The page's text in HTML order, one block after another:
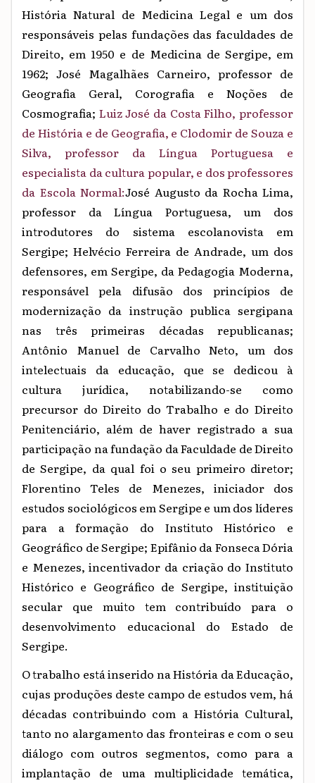
História Natural de Medicina Legal e um dos
responsáveis pelas fundações das faculdades de
Direito, em 1950 e de Medicina de Sergipe, em
1962; José Magalhães Carneiro, professor de
Geografia Geral, Corografia e Noções de
Cosmografia; Luiz José da Costa Filho, professor
de História e de Geografia, e Clodomir de Souza e
Silva, professor da Língua Portuguesa e
especialista da cultura popular, e dos professores
da Escola Normal:José Augusto da Rocha Lima,
professor da Língua Portuguesa, um dos
introdutores do sistema escolanovista em
Sergipe; Helvécio Ferreira de Andrade, um dos
defensores, em Sergipe, da Pedagogia Moderna,
responsável pela difusão dos princípios de
modernização da instrução publica sergipana
nas três primeiras décadas republicanas;
Antônio Manuel de Carvalho Neto, um dos
intelectuais da educação, que se dedicou à
cultura jurídica, notabilizando-se como
precursor do Direito do Trabalho e do Direito
Penitenciário, além de haver registrado a sua
participação na fundação da Faculdade de Direito
de Sergipe, da qual foi o seu primeiro diretor;
Florentino Teles de Menezes, iniciador dos
estudos sociológicos em Sergipe e um dos líderes
para a formação do Instituto Histórico e
Geográfico de Sergipe; Epifânio da Fonseca Dória
e Menezes, incentivador da criação do Instituto
Histórico e Geográfico de Sergipe, instituição
secular que muito tem contribuído para o
desenvolvimento educacional do Estado de
Sergipe.
O trabalho está inserido na História da Educação,
cujas produções deste campo de estudos vem, há
décadas contribuindo com a História Cultural,
tanto no alargamento das fronteiras e com o seu
diálogo com outros segmentos, como para a
implantação de uma multiplicidade temática,